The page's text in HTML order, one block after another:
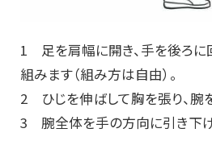
1 足を肩幅に開き、手を後ろに
組みます（組み方は自由）。
2 ひじを伸ばして胸を張り、腕
3 腕全体を手の方向に引き下げ